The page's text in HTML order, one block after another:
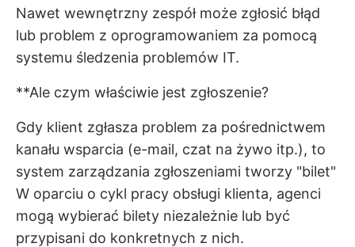
Nawet wewnętrzny zespół może zgłosić błąd
lub problem z oprogramowaniem za pomocą
systemu śledzenia problemów IT.
**Ale czym właściwie jest zgłoszenie?
Gdy klient zgłasza problem za pośrednictwem
kanału wsparcia (e-mail, czat na żywo itp.), to
system zarządzania zgłoszeniami tworzy "bilet"
W oparciu o cykl pracy obsługi klienta, agenci
mogą wybierać bilety niezależnie lub być
przypisani do konkretnych z nich.